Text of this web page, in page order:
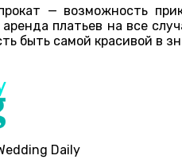
— возможность
платьев на все
быть самой красивой в
Daily